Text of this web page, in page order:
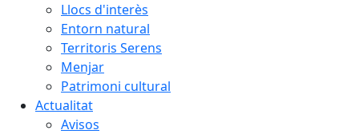
Llocs d'interès
Entorn natural
Territoris Serens
Menjar
Patrimoni cultural
Actualitat
Avisos